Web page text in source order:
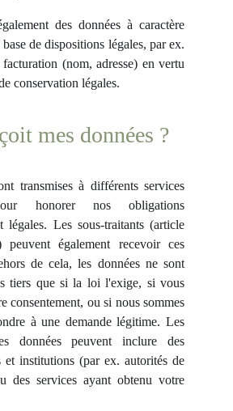
des données à caractère
de dispositions légales, par ex.
facturation (nom, adresse) en vertu
conservation légales.
mes données ?
transmises à différents services
honorer nos obligations
légales. Les sous-traitants (article
également recevoir ces
de cela, les données ne sont
tiers que si la loi l'exige, si vous
consentement, ou si nous sommes
à une demande légitime. Les
données peuvent inclure des
et institutions (par ex. autorités de
des services ayant obtenu votre